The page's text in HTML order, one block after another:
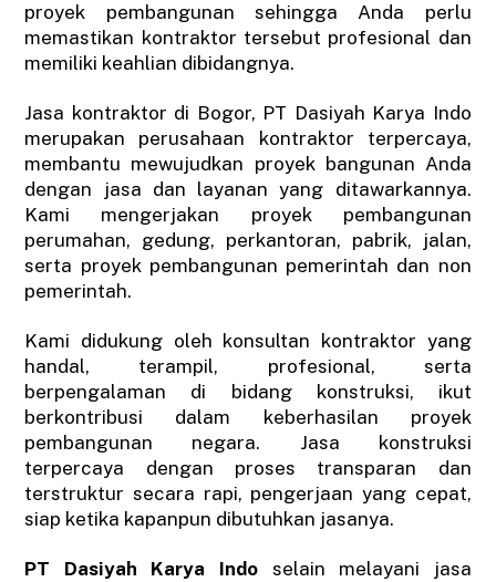
proyek pembangunan sehingga Anda perlu
memastikan kontraktor tersebut profesional dan
memiliki keahlian dibidangnya.
Jasa kontraktor di Bogor, PT Dasiyah Karya Indo
merupakan perusahaan kontraktor terpercaya,
membantu mewujudkan proyek bangunan Anda
dengan jasa dan layanan yang ditawarkannya.
Kami mengerjakan proyek pembangunan
perumahan, gedung, perkantoran, pabrik, jalan,
serta proyek pembangunan pemerintah dan non
pemerintah.
Kami didukung oleh konsultan kontraktor yang
handal, terampil, profesional, serta
berpengalaman di bidang konstruksi, ikut
berkontribusi dalam keberhasilan proyek
pembangunan negara. Jasa konstruksi
terpercaya dengan proses transparan dan
terstruktur secara rapi, pengerjaan yang cepat,
siap ketika kapanpun dibutuhkan jasanya.
PT Dasiyah Karya Indo selain melayani jasa